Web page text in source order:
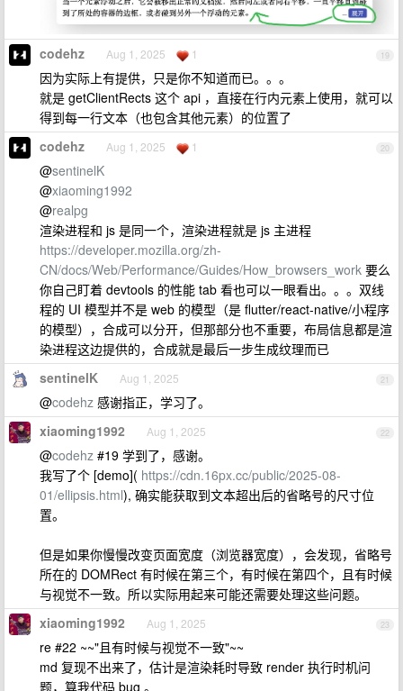
19
codehz Aug 1, 2025 1
因为实际上有提供，只是你不知道而已。。。
就是 getClientRects 这个 api ，直接在行内元素上使用，就可以
得到每一行文本（也包含其他元素）的位置了
20
codehz Aug 1, 2025 1
@sentinelK
@xiaoming1992
@realpg
渲染进程和 js 是同一个，渲染进程就是 js 主进程
https://developer.mozilla.org/zh-
CN/docs/Web/Performance/Guides/How_browsers_work 要么
你自己盯着 devtools 的性能 tab 看也可以一眼看出。。。双线
程的 UI 模型并不是 web 的模型（是 flutter/react-native/小程序
的模型），合成可以分开，但那部分也不重要，布局信息都是渲
染进程这边提供的，合成就是最后一步生成纹理而已
21
sentinelK Aug 1, 2025
@codehz 感谢指正，学习了。
22
xiaoming1992 Aug 1, 2025
@codehz #19 学到了，感谢。
我写了个 [demo]( https://cdn.16px.cc/public/2025-08-
01/ellipsis.html), 确实能获取到文本超出后的省略号的尺寸位
置。
但是如果你慢慢改变页面宽度（浏览器宽度），会发现，省略号
所在的 DOMRect 有时候在第三个，有时候在第四个，且有时候
与视觉不一致。所以实际用起来可能还需要处理这些问题。
23
xiaoming1992 Aug 1, 2025
re #22 ~~"且有时候与视觉不一致"~~
md 复现不出来了，估计是渲染耗时导致 render 执行时机问
题，算我代码 bug 。